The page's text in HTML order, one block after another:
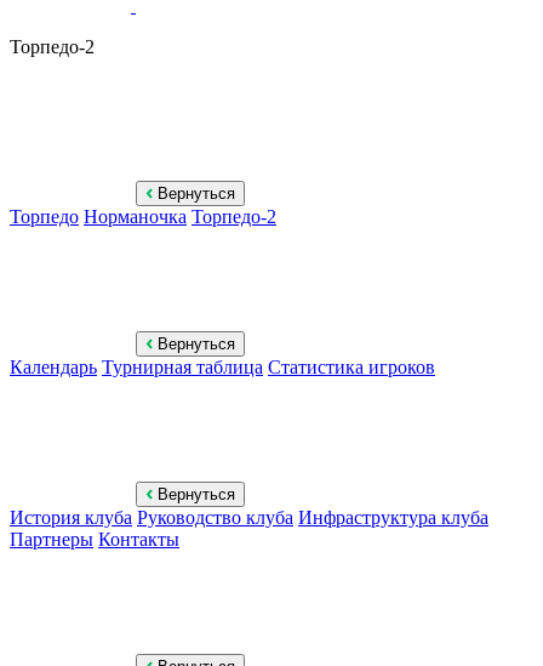
Торпедо-2
Вернуться
Торпедо Норманочка Торпедо-2
Вернуться
Календарь Турнирная таблица Статистика игроков
Вернуться
История клуба Руководство клуба Инфраструктура клуба
Партнеры Контакты